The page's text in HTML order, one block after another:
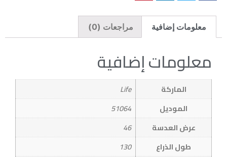
معلومات إضافية مراجعات (0)
معلومات إضافية
الماركة
Life
الموديل
51064
عرض العدسة
46
طول الذراع
130